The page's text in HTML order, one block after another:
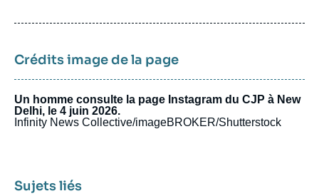
publication
Crédits image de la page
Un homme consulte la page Instagram du CJP à New
Delhi, le 4 juin 2026.
Infinity News Collective/imageBROKER/Shutterstock
Sujets liés